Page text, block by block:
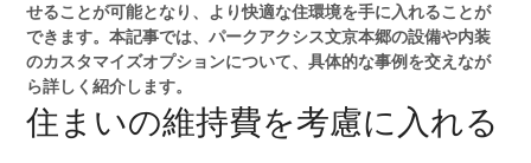
せることが可能となり、より快適な住環境を手に入れることが
できます。本記事では、パークアクシス文京本郷の設備や内装
のカスタマイズオプションについて、具体的な事例を交えなが
ら詳しく紹介します。
住まいの維持費を考慮に入れる